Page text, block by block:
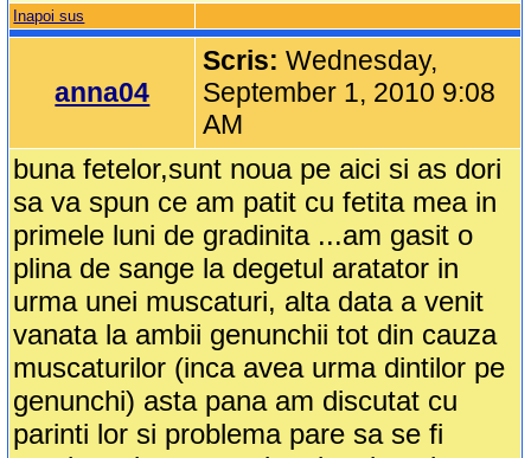
Inapoi sus
anna04
Scris:Wednesday,
September 1, 2010 9:08
AM
buna fetelor,sunt noua pe aici si as dori
sa va spun ce am patit cu fetita mea in
primele luni de gradinita ...am gasit o
plina de sange la degetul aratator in
urma unei muscaturi, alta data a venit
vanata la ambii genunchii tot din cauza
muscaturilor (inca avea urma dintilor pe
genunchi) asta pana am discutat cu
parinti lor si problema pare sa se fi